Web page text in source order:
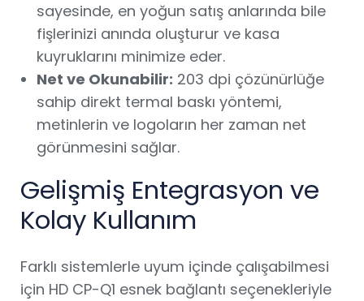
sayesinde, en yoğun satış anlarında bile
fişlerinizi anında oluşturur ve kasa
kuyruklarını minimize eder.
Net ve Okunabilir: 203 dpi çözünürlüğe
sahip direkt termal baskı yöntemi,
metinlerin ve logoların her zaman net
görünmesini sağlar.
Gelişmiş Entegrasyon ve
Kolay Kullanım
Farklı sistemlerle uyum içinde çalışabilmesi
için HD CP-Q1 esnek bağlantı seçenekleriyle